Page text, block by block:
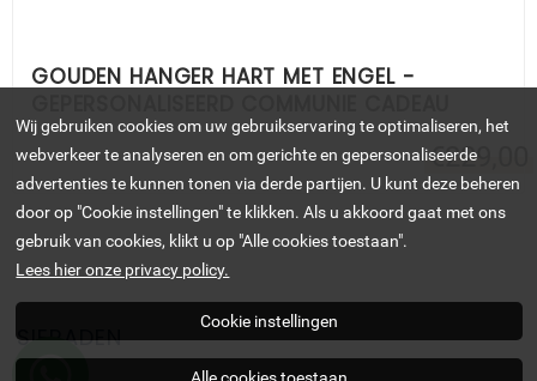
GOUDEN HANGER HART MET ENGEL -
€229,00
SIERADEN
Wij gebruiken cookies om uw gebruikservaring te optimaliseren, het
webverkeer te analyseren en om gerichte en gepersonaliseerde
advertenties te kunnen tonen via derde partijen. U kunt deze beheren
door op "Cookie instellingen" te klikken. Als u akkoord gaat met ons
gebruik van cookies, klikt u op "Alle cookies toestaan".
Lees hier onze privacy policy.
Cookie instellingen